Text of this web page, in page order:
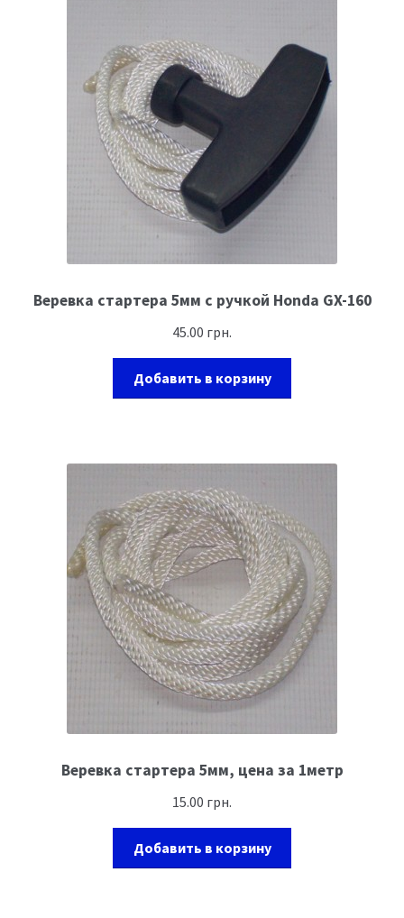
Веревка стартера 5мм с ручкой Honda GX-160
45.00 грн.
Добавить в корзину
Веревка стартера 5мм, цена за 1метр
15.00 грн.
Добавить в корзину